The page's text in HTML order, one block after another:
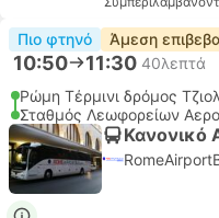
Πιο φτηνό Άμεση
10:50 11:30 40λεπτά
Ρώμη Τέρμινι δρόμος
Σταθμός Λεωφορείων
Κανονικό